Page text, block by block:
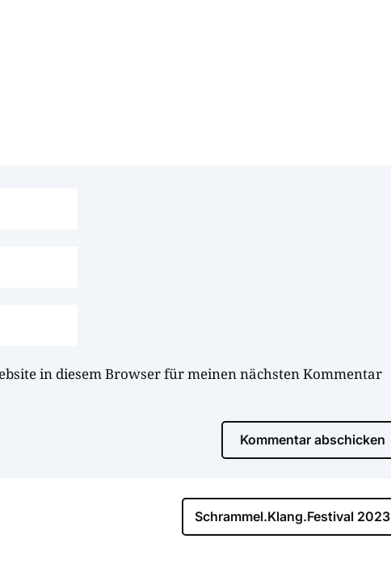
in diesem Browser für meinen nächsten Kommentar
Kommentar abschicken
Schrammel.Klang.Festival 2023